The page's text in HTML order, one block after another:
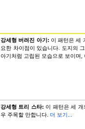
강세형 버려진 아기: 이 패턴은 세
요한 차이점이 있습니다. 도지의
아기처럼 고립된 모습으로 보이며,
강세형 트리 스타: 이 패턴은 세
우 주목할 만합니다. 더 보기...